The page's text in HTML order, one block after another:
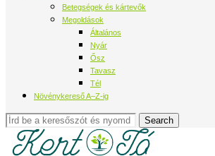
Betegségek és kártevők
Megoldások
Általános
Nyár
Ősz
Tavasz
Tél
Növénykereső A–Z-ig